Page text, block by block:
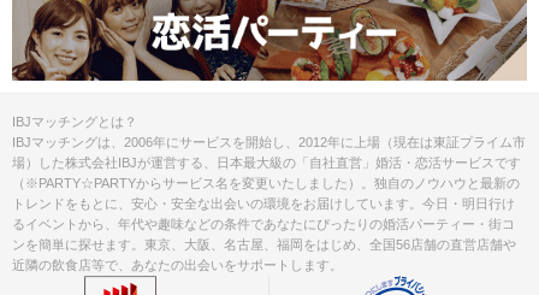
注意事項
https://page.line.me/opw3471a
ID検索：@opw3471a
＜スマートフォンの使用について＞
フォンを使用いたします。アカウント
に登録されているメールが受信可能な
スマートフォンをご持参ください。
※メール受信不可、充電切れなどによ
り端末が使用できない場合は、ご参加
いただけません。その際の参加費は
「お振替対応」とさせていただきま
IBJマッチングとは？
IBJマッチングは、2006年にサービスを開始し、2012年に上場（現在は東証プライム市
場）した株式会社IBJが運営する、日本最大級の「自社直営」婚活・恋活サービスです
（※PARTY☆PARTYからサービス名を変更いたしました）。独自のノウハウと最新の
トレンドをもとに、安心・安全な出会いの環境をお届けしています。今日・明日行け
るイベントから、年代や趣味などの条件であなたにぴったりの婚活パーティー・街コ
ンを簡単に探せます。東京、大阪、名古屋、福岡をはじめ、全国56店舗の直営店舗や
近隣の飲食店等で、あなたの出会いをサポートします。